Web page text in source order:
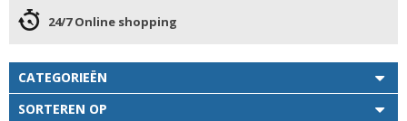
24/7 Online shopping
CATEGORIEËN
SORTEREN OP